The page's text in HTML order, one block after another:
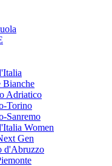
Bianche
Adriatico
Torino
Sanremo
Women
Gen
d'Abruzzo